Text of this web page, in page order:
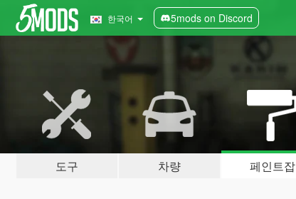
한국어 5mods on Discord
도구 차량 페인트잡